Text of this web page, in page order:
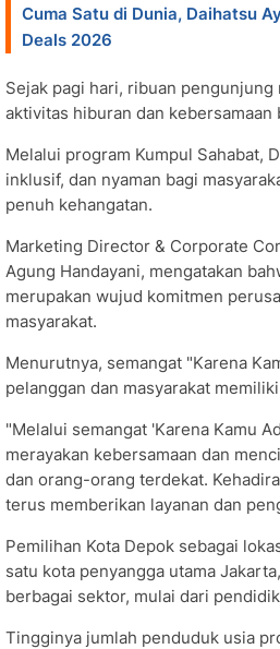
Cuma Satu di Dunia, Daihatsu
Deals 2026
Sejak pagi hari, ribuan
aktivitas hiburan dan
Melalui program Kumpul Sahabat,
inklusif, dan nyaman bagi
penuh kehangatan.
Marketing Director & Corporate
Agung Handayani, mengatakan
merupakan wujud komitmen
masyarakat.
Menurutnya, semangat "Karena
pelanggan dan masyarakat
"Melalui semangat 'Karena Kamu
merayakan kebersamaan dan
dan orang-orang terdekat.
terus memberikan layanan dan
Pemilihan Kota Depok sebagai
satu kota penyangga utama
berbagai sektor, mulai dari
Tingginya jumlah penduduk usia